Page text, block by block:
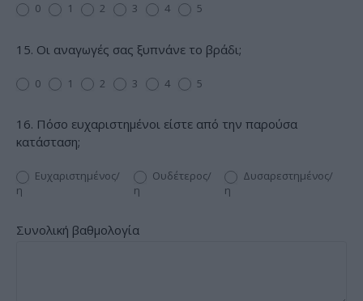
0 1 2 3 4 5
15. Οι αναγωγές σας ξυπνάνε το βράδι;
0 1 2 3 4 5
16. Πόσο ευχαριστημένοι είστε από την παρούσα
κατάσταση;
Ευχαριστημένος/
η
Ουδέτερος/
η
Δυσαρεστημένος/
η
Συνολική βαθμολογία